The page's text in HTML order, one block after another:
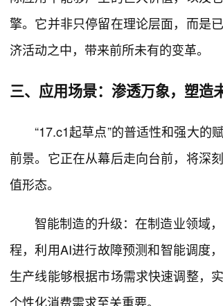
擎。它并非只停留在理论层面，而是
济活动之中，带来前所未有的变革。
三、应用场景：渗透万象，塑造
“17.c1起草点”的普适性和强大的
前景。它正在从幕后走向台前，将深
值形态。
智能制造的升级：在制造业领域
程，利用AI进行故障预测和智能调度
生产线能够根据市场需求快速调整，
个性化消费需求至关重要。